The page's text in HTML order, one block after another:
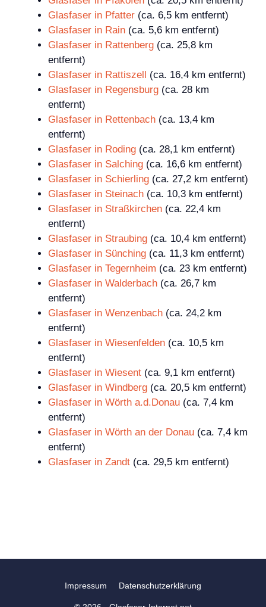
Glasfaser in Pfatter (ca. 6,5 km entfernt)
Glasfaser in Rain (ca. 5,6 km entfernt)
Glasfaser in Rattenberg (ca. 25,8 km
entfernt)
Glasfaser in Rattiszell (ca. 16,4 km entfernt)
Glasfaser in Regensburg (ca. 28 km
entfernt)
Glasfaser in Rettenbach (ca. 13,4 km
entfernt)
Glasfaser in Roding (ca. 28,1 km entfernt)
Glasfaser in Salching (ca. 16,6 km entfernt)
Glasfaser in Schierling (ca. 27,2 km entfernt)
Glasfaser in Steinach (ca. 10,3 km entfernt)
Glasfaser in Straßkirchen (ca. 22,4 km
entfernt)
Glasfaser in Straubing (ca. 10,4 km entfernt)
Glasfaser in Sünching (ca. 11,3 km entfernt)
Glasfaser in Tegernheim (ca. 23 km entfernt)
Glasfaser in Walderbach (ca. 26,7 km
entfernt)
Glasfaser in Wenzenbach (ca. 24,2 km
entfernt)
Glasfaser in Wiesenfelden (ca. 10,5 km
entfernt)
Glasfaser in Wiesent (ca. 9,1 km entfernt)
Glasfaser in Windberg (ca. 20,5 km entfernt)
Glasfaser in Wörth a.d.Donau (ca. 7,4 km
entfernt)
Glasfaser in Wörth an der Donau (ca. 7,4 km
entfernt)
Glasfaser in Zandt (ca. 29,5 km entfernt)
Impressum Datenschutzerklärung